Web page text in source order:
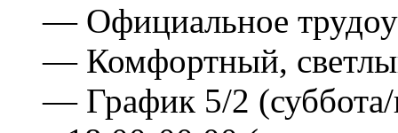
— Официальное
— Комфортный,
— График 5/2